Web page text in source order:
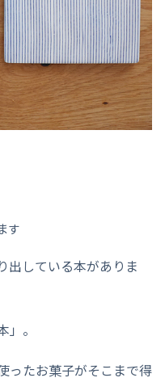
す
出している本がありま
。
ったお菓子がそこまで得